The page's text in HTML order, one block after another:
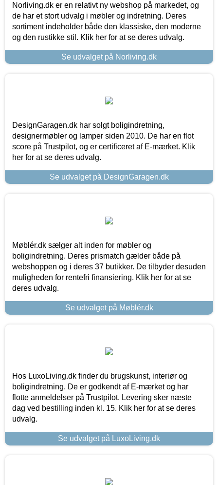
Norliving.dk er en relativt ny webshop på markedet, og
de har et stort udvalg i møbler og indretning. Deres
sortiment indeholder både den klassiske, den moderne
og den rustikke stil. Klik her for at se deres udvalg.
Se udvalget på Norliving.dk
DesignGaragen.dk har solgt boligindretning,
designermøbler og lamper siden 2010. De har en flot
score på Trustpilot, og er certificeret af E-mærket. Klik
her for at se deres udvalg.
Se udvalget på DesignGaragen.dk
Møblér.dk sælger alt inden for møbler og
boligindretning. Deres prismatch gælder både på
webshoppen og i deres 37 butikker. De tilbyder desuden
muligheden for rentefri finansiering. Klik her for at se
deres udvalg.
Se udvalget på Møblér.dk
Hos LuxoLiving.dk finder du brugskunst, interiør og
boligindretning. De er godkendt af E-mærket og har
flotte anmeldelser på Trustpilot. Levering sker næste
dag ved bestilling inden kl. 15. Klik her for at se deres
udvalg.
Se udvalget på LuxoLiving.dk